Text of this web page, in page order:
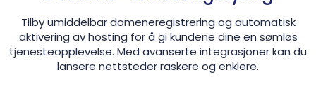
Tilby umiddelbar domeneregistrering og automatisk
aktivering av hosting for å gi kundene dine en sømløs
tjenesteopplevelse. Med avanserte integrasjoner kan du
lansere nettsteder raskere og enklere.